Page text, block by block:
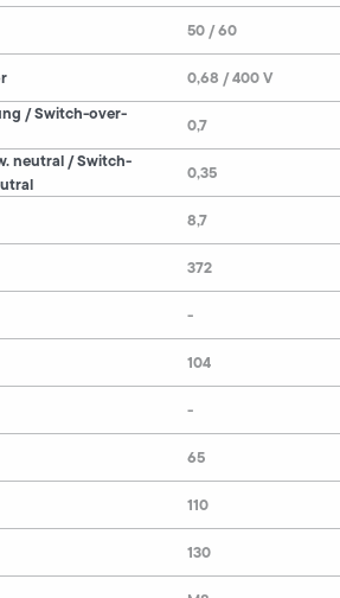
/ Switch-over-
neutral / Switch-
50 / 60
0,68 / 400 V
0,7
0,35
8,7
372
-
104
-
65
110
130